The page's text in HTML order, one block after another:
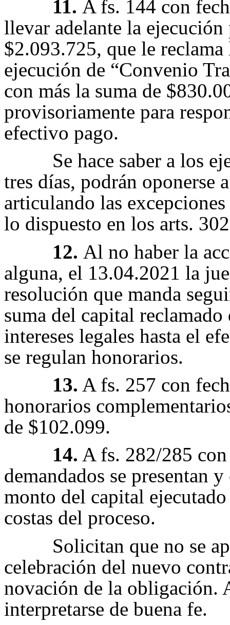
11. A fs. 144 con
llevar adelante la
$2.093.725, que le
ejecución de “Convenio
con más la suma de
provisoriamente para
efectivo pago.
Se hace saber a los
tres días, podrán oponerse
articulando las
lo dispuesto en los arts.
12. Al no haber la
alguna, el 13.04.2021 la
resolución que manda
suma del capital
intereses legales hasta el
se regulan honorarios.
13. A fs. 257 con
honorarios
de $102.099.
14. A fs. 282/285
demandados se presentan
monto del capital
costas del proceso.
Solicitan que no se
celebración del nuevo
novación de la obligación.
interpretarse de buena fe.